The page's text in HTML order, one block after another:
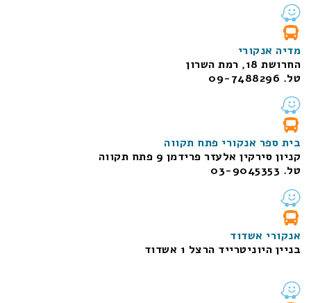
מדיה אנקורי
החרושת 18, רמת השרון
טל. 09-7488296
בית ספר אנקורי פתח תקווה
קניון סירקין אלעזר פרידמן 9 פתח תקווה
טל. 03-9045353
אנקורי אשדוד
בניין היוניטרייד הרצל 1 אשדוד